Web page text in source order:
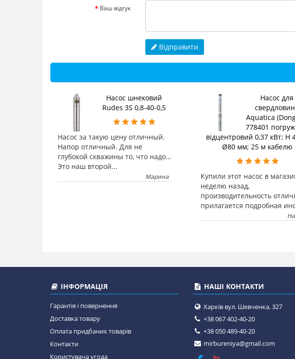
Ваш відгук
Відправити
Насос шнековий
Rudes 3S 0,8-40-0,5
Насос за такую цену отличный.
Напор отличный. Для не
глубокой скважины то, что надо…
Это наш второй...
Марина
Насос для
Aquatica
778401
відцентровий 0,37 кВт; H
Ø80 мм; 25 м кабелю
Купили этот насос в
неделю назад,
производительность
прилагается подробная
ІНФОРМАЦІЯ
Гарантія і повернення
Доставка товару
Оплата придбаних товарів
Контакти
Користувача угода
НАШІ КОНТАКТИ
Харків вул. Шевченка, 327
+38 067 402-40-20
+38 050 489-40-20
mirbureniya@gmail.com